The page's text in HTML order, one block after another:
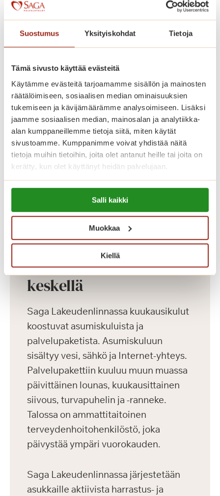
Suostumus Yksityiskohdat Tietoja
Tämä sivusto käyttää evästeitä
Käytämme evästeitä tarjoamamme sisällön ja mainosten
räätälöimiseen, sosiaalisen median ominaisuuksien
tukemiseen ja kävijämäärämme analysoimiseen. Lisäksi
jaamme sosiaalisen median, mainosalan ja analytiikka-
alan kumppaneillemme tietoja siitä, miten käytät
sivustoamme. Kumppanimme voivat yhdistää näitä
tietoja muihin tietoihin, joita olet antanut heille tai joita on
kerätty, kun olet käyttänyt heidän palvelujaan.
Lue lisää evästeistä:
https://sagacare.fi/evasteet/
Salli kaikki
Muokkaa
Kiellä
Saga Lakeudenlinnan vuokrattavat
senioriasunnot ovat valoisia,
nykyaikaisesti varusteltuja ja
esteettömiä. Meillä asut omassa
kodissa, jonka voit sisustaa makusi
mukaan omilla tutuilla huonekaluillasi
ja tavaroillasi. Korkeatasoisissa
senioriasunnoissa on turvapuhelin,
nykyaikainen keittiö sekä esteetön
kylpyhuone. Kauniisti sisustetuista
yleistiloista löytyvät kahvila, ravintola,
kirjasto, sauna- ja allasosasto sekä
kuntosali.
Katso vapaat senioriasunnot
Koti palveluiden
keskellä
Saga Lakeudenlinnassa kuukausikulut
koostuvat asumiskuluista ja
palvelupaketista. Asumiskuluun
sisältyy vesi, sähkö ja Internet-yhteys.
Palvelupakettiin kuuluu muun muassa
päivittäinen lounas, kuukausittainen
siivous, turvapuhelin ja -ranneke.
Talossa on ammattitaitoinen
terveydenhoitohenkilöstö, joka
päivystää ympäri vuorokauden.
Saga Lakeudenlinnassa järjestetään
asukkaille aktiivista harrastus- ja